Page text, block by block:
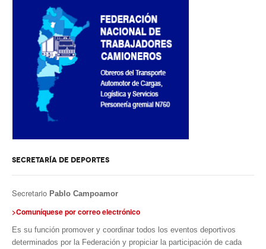
SECRETARÍA DE DEPORTES
Secretario Pablo Campoamor
>Comuníquese por correo electrónico
Es su función promover y coordinar todos los eventos deportivos
determinados por la Federación y propiciar la participación de cada